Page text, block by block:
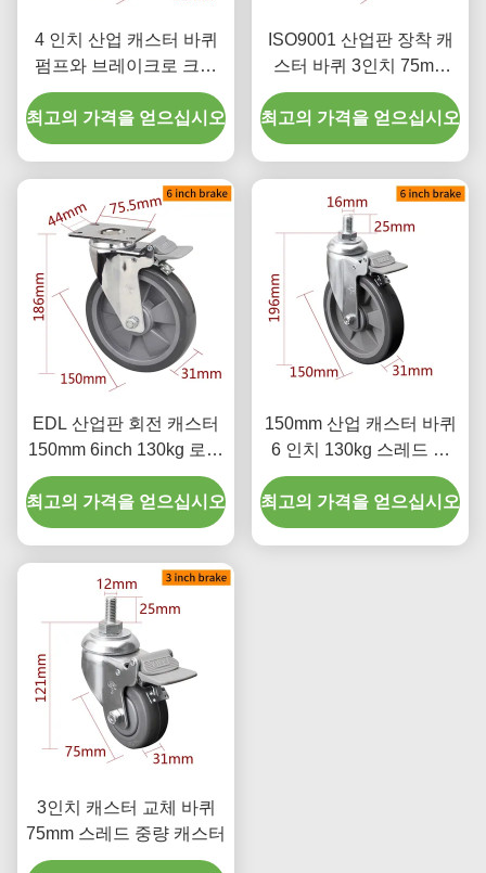
4 인치 산업 캐스터 바퀴
펌프와 브레이크로 크롬
코팅
최고의 가격을 얻으십시오
ISO9001 산업판 장착 캐
스터 바퀴 3인치 75mm
5723P-77
최고의 가격을 얻으십시오
EDL 산업판 회전 캐스터
150mm 6inch 130kg 로드
크롬 코팅
최고의 가격을 얻으십시오
150mm 산업 캐스터 바퀴
6 인치 130kg 스레드 된
TPU 캐스터
최고의 가격을 얻으십시오
3인치 캐스터 교체 바퀴
75mm 스레드 중량 캐스터